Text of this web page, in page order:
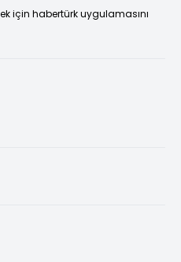
için habertürk uygulamasını